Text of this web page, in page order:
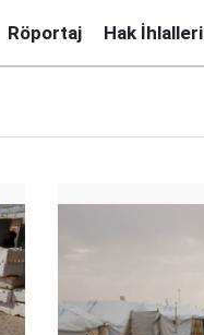
Röportaj Hak İhlalleri